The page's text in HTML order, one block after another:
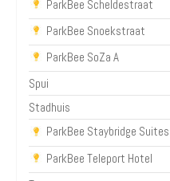
ParkBee Scheldestraat
ParkBee Snoekstraat
ParkBee SoZa A
Spui
Stadhuis
ParkBee Staybridge Suites
ParkBee Teleport Hotel